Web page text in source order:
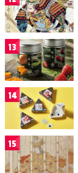
13
14
15